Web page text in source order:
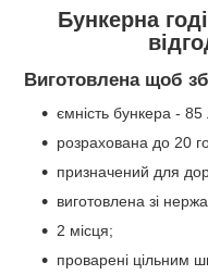
Бункерна
Виготовлена щоб
ємність бункера - 85
розрахована до 20
призначений для
виготовлена зі
2 місця;
проварені цільним